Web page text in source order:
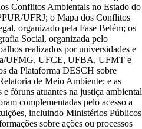
Conflitos Ambientais no Estado do
UFRJ; o Mapa dos Conflitos
organizado pela Fase Belém; os
Social, organizada pelo
realizados por universidades e
UFMG, UFCE, UFBA, UFMT e
da Plataforma DESCH sobre
de Meio Ambiente; e as
fóruns atuantes na justiça ambiental
complementadas pelo acesso a
incluindo Ministérios Públicos
sobre ações ou processos